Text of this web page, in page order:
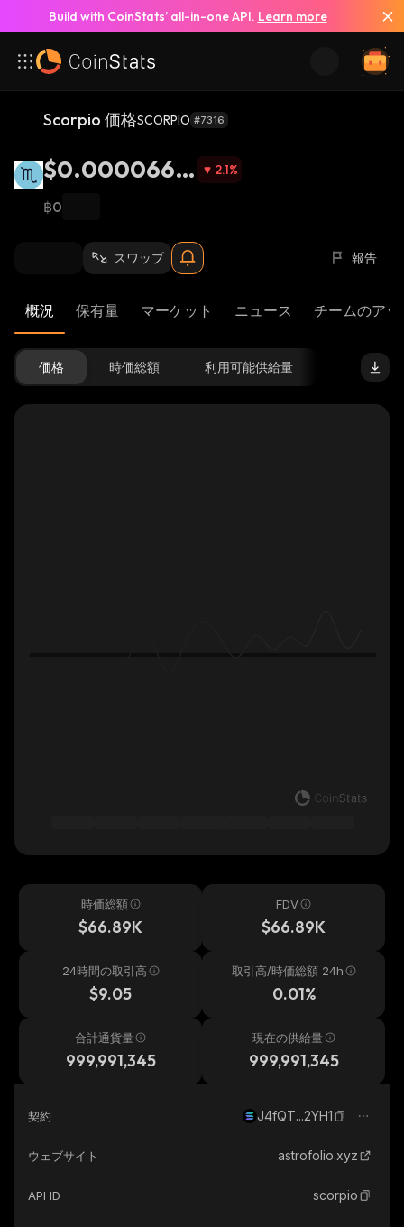
Build with CoinStats’ all-in-one API. Learn more
Scorpio 価格SCORPIO #7316
$0.0000668
9
2.1%
฿0
スワップ 報告
概況 保有量 マーケット ニュース チームのア
価格 時価総額 利用可能供給量
時価総額
$66.89K
FDV
$66.89K
24時間の取引高
$9.05
取引高/時価総額 24h
0.01%
合計通貨量
999,991,345
現在の供給量
999,991,345
契約 J4fQT...2YH1
ウェブサイト astrofolio.xyz
API ID scorpio